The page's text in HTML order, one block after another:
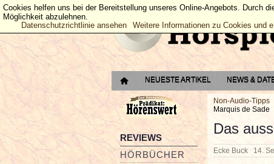
NEUESTE ARTIKEL NEWS &
REVIEWS
HÖRBÜCHER
Non-Audio-Tipps
Marquis de Sade
Das
Ecke Buck 14.
Cookies helfen uns bei der Bereitstellung unseres Online-Angebots. Durch
Möglichkeit abzulehnen.
Datenschutzrichtlinie ansehen
Weitere Informationen zu Cookies und